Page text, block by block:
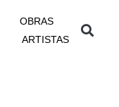
OBRAS
ARTISTAS